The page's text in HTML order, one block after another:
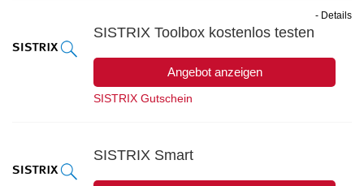
SISTRIX Toolbox kostenlos testen
Angebot anzeigen
- Details
SISTRIX Gutschein
SISTRIX Smart